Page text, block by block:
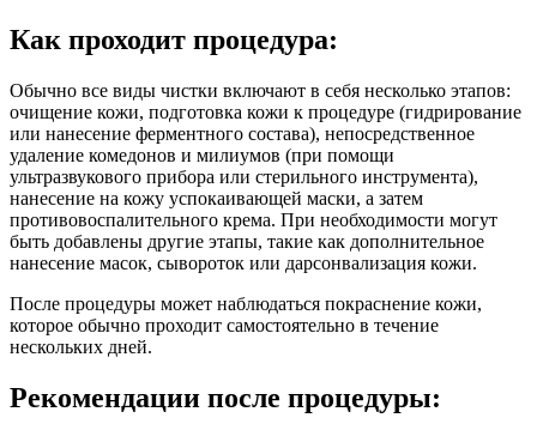
Как проходит процедура:
Обычно все виды чистки включают в себя несколько этапов:
очищение кожи, подготовка кожи к процедуре (гидрирование
или нанесение ферментного состава), непосредственное
удаление комедонов и милиумов (при помощи
ультразвукового прибора или стерильного инструмента),
нанесение на кожу успокаивающей маски, а затем
противовоспалительного крема. При необходимости могут
быть добавлены другие этапы, такие как дополнительное
нанесение масок, сывороток или дарсонвализация кожи.
После процедуры может наблюдаться покраснение кожи,
которое обычно проходит самостоятельно в течение
нескольких дней.
Рекомендации после процедуры: